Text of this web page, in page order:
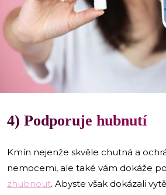
4) Podporuje hubnutí
Kmín nejenže skvěle chutná a
nemocemi, ale také vám dokáže
zhubnout. Abyste však dokázali